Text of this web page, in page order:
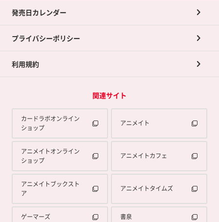
買取承諾書について
ポイント交換景品
発売日カレンダー
プライバシーポリシー
利用規約
関連サイト
カードラボオンライン
ショップ
アニメイト
アニメイトオンライン
ショップ
アニメイトカフェ
アニメイトブックスト
ア
アニメイトタイムズ
ゲーマーズ 書泉